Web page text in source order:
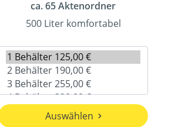
ca. 65 Aktenordner
500 Liter komfortabel
Auswählen